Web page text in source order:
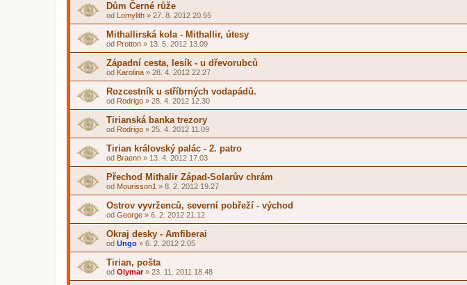
Dům Černé růže
od Lomylith » 27. 8. 2012 20.55
Mithallirská kola - Mithallir, útesy
od Protton » 13. 5. 2012 13.09
Západní cesta, lesík - u dřevorubců
od Karolina » 28. 4. 2012 22.27
Rozcestník u stříbrných vodapádů.
od Rodrigo » 28. 4. 2012 12.30
Tirianská banka trezory
od Rodrigo » 25. 4. 2012 11.09
Tirian královský palác - 2. patro
od Braenn » 13. 4. 2012 17.03
Přechod Mithalir Západ-Solarův chrám
od Mourisson1 » 8. 2. 2012 19.27
Ostrov vyvrženců, severní pobřeží - východ
od George » 6. 2. 2012 21.12
Okraj desky - Amfiberai
od Ungo » 6. 2. 2012 2.05
Tirian, pošta
od Olymar» 23. 11. 2011 18.48